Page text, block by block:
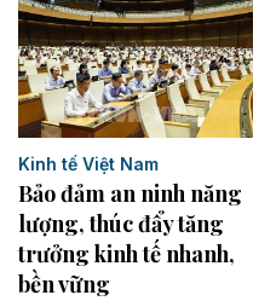
Kinh tế Việt Nam
Bảo đảm an ninh năng
lượng, thúc đẩy tăng
trưởng kinh tế nhanh,
bền vững